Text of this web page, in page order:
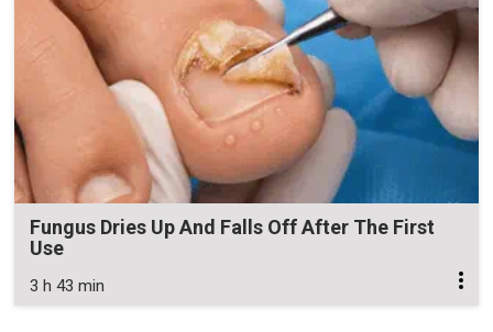
Fungus Dries Up And Falls Off After The First
Use
3 h 43 min